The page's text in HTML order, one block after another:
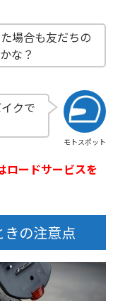
場合も友だちの
な？
モトスポット
クで
ロードサービスを
の注意点